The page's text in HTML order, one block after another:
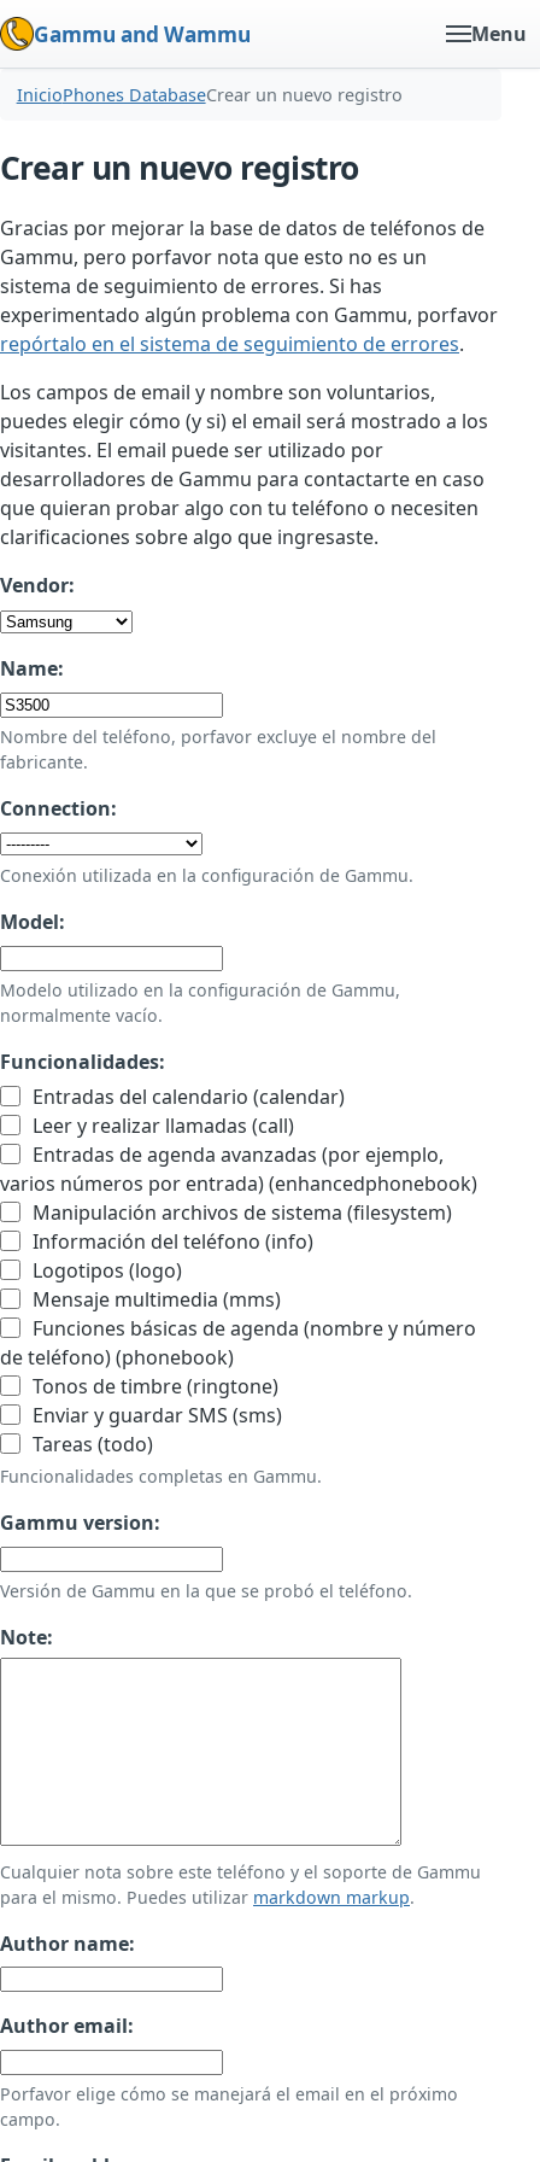
Gammu and Wammu Menu
InicioPhones DatabaseCrear un nuevo registro
Crear un nuevo registro
Gracias por mejorar la base de datos de teléfonos de
Gammu, pero porfavor nota que esto no es un
sistema de seguimiento de errores. Si has
experimentado algún problema con Gammu, porfavor
repórtalo en el sistema de seguimiento de errores.
Los campos de email y nombre son voluntarios,
puedes elegir cómo (y si) el email será mostrado a los
visitantes. El email puede ser utilizado por
desarrolladores de Gammu para contactarte en caso
que quieran probar algo con tu teléfono o necesiten
clarificaciones sobre algo que ingresaste.
Vendor:
Name:
Nombre del teléfono, porfavor excluye el nombre del
fabricante.
Connection:
Conexión utilizada en la configuración de Gammu.
Model:
Modelo utilizado en la configuración de Gammu,
normalmente vacío.
Funcionalidades:
Entradas del calendario (calendar)
Leer y realizar llamadas (call)
Entradas de agenda avanzadas (por ejemplo,
varios números por entrada) (enhancedphonebook)
Manipulación archivos de sistema (filesystem)
Información del teléfono (info)
Logotipos (logo)
Mensaje multimedia (mms)
Funciones básicas de agenda (nombre y número
de teléfono) (phonebook)
Tonos de timbre (ringtone)
Enviar y guardar SMS (sms)
Tareas (todo)
Funcionalidades completas en Gammu.
Gammu version:
Versión de Gammu en la que se probó el teléfono.
Note:
Cualquier nota sobre este teléfono y el soporte de Gammu
para el mismo. Puedes utilizar markdown markup.
Author name:
Author email:
Porfavor elige cómo se manejará el email en el próximo
campo.